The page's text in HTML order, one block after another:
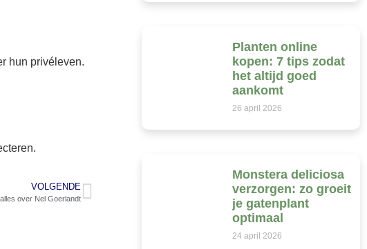
hun privéleven.
VOLGENDE
over Nel Goerlandt
Planten online
kopen: 7 tips zodat
het altijd goed
aankomt
26 april 2026
Monstera deliciosa
verzorgen: zo groeit
je gatenplant
optimaal
24 april 2026